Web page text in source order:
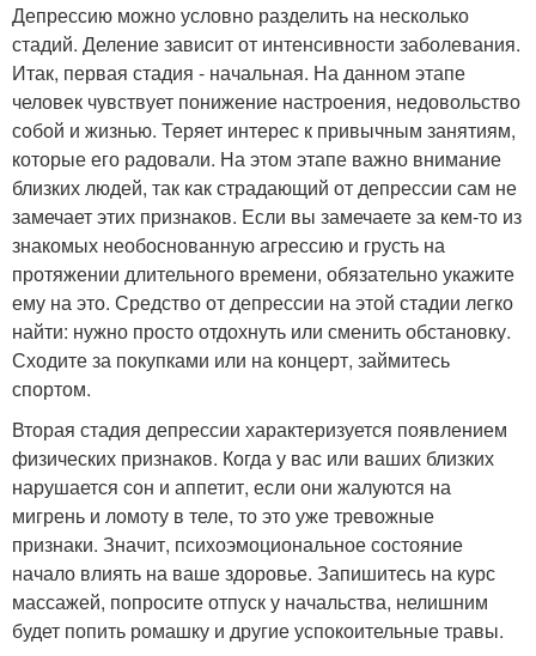
Депрессию можно условно разделить на несколько
стадий. Деление зависит от интенсивности заболевания.
Итак, первая стадия - начальная. На данном этапе
человек чувствует понижение настроения, недовольство
собой и жизнью. Теряет интерес к привычным занятиям,
которые его радовали. На этом этапе важно внимание
близких людей, так как страдающий от депрессии сам не
замечает этих признаков. Если вы замечаете за кем-то из
знакомых необоснованную агрессию и грусть на
протяжении длительного времени, обязательно укажите
ему на это. Средство от депрессии на этой стадии легко
найти: нужно просто отдохнуть или сменить обстановку.
Сходите за покупками или на концерт, займитесь
спортом.
Вторая стадия депрессии характеризуется появлением
физических признаков. Когда у вас или ваших близких
нарушается сон и аппетит, если они жалуются на
мигрень и ломоту в теле, то это уже тревожные
признаки. Значит, психоэмоциональное состояние
начало влиять на ваше здоровье. Запишитесь на курс
массажей, попросите отпуск у начальства, нелишним
будет попить ромашку и другие успокоительные травы.